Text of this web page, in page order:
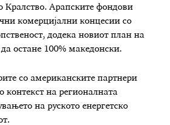
Кралство. Арапските фондови
комерцијални концесии со
додека новиот план на
да остане 100% македонски.
со американските партнери
контекст на регионалната
на руското енергетско